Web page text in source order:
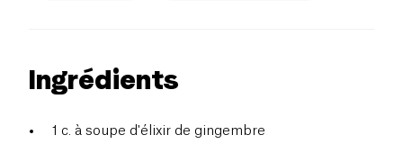
Ingrédients
1 c. à soupe d'élixir de gingembre